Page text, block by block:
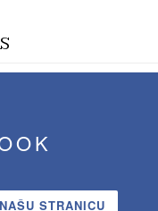
STRANICU